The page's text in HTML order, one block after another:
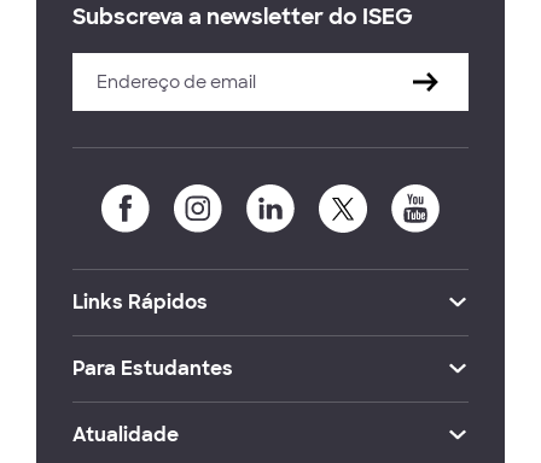
Subscreva a newsletter do ISEG
Links Rápidos
Para Estudantes
Atualidade